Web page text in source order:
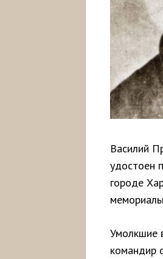
Василий
удостоен
городе
Умолкшие
командир